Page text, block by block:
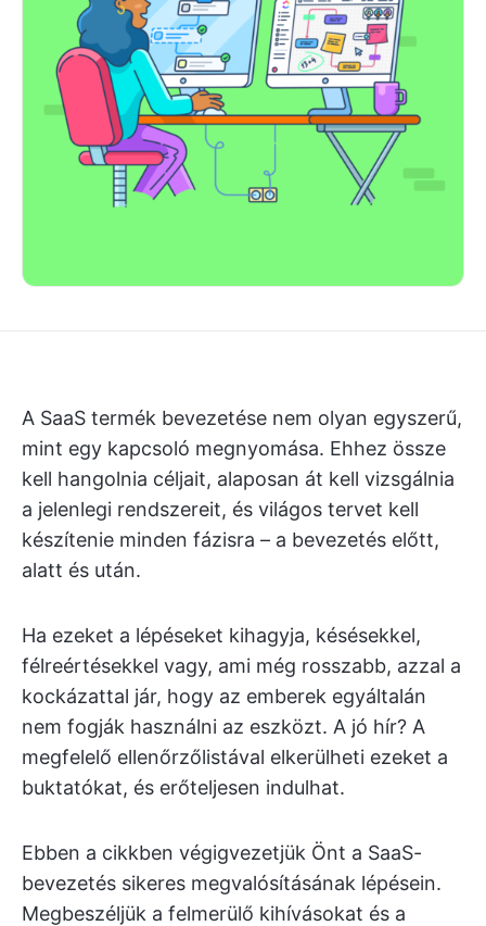
A SaaS termék bevezetése nem olyan egyszerű,
mint egy kapcsoló megnyomása. Ehhez össze
kell hangolnia céljait, alaposan át kell vizsgálnia
a jelenlegi rendszereit, és világos tervet kell
készítenie minden fázisra – a bevezetés előtt,
alatt és után.
Ha ezeket a lépéseket kihagyja, késésekkel,
félreértésekkel vagy, ami még rosszabb, azzal a
kockázattal jár, hogy az emberek egyáltalán
nem fogják használni az eszközt. A jó hír? A
megfelelő ellenőrzőlistával elkerülheti ezeket a
buktatókat, és erőteljesen indulhat.
Ebben a cikkben végigvezetjük Önt a SaaS-
bevezetés sikeres megvalósításának lépésein.
Megbeszéljük a felmerülő kihívásokat és a